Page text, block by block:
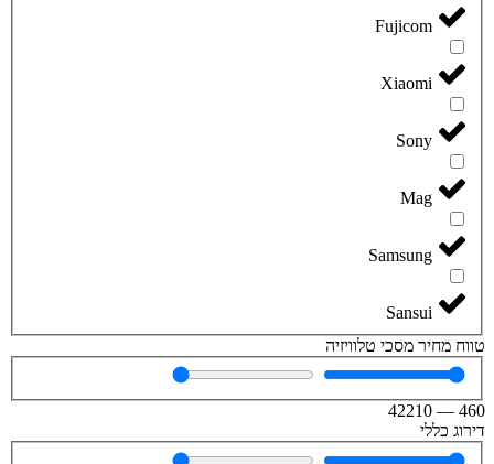
Fujicom
Xiaomi
Sony
Mag
Samsung
Sansui
טווח מחיר מסכי טלוויזיה
460
—
42210
דירוג כללי